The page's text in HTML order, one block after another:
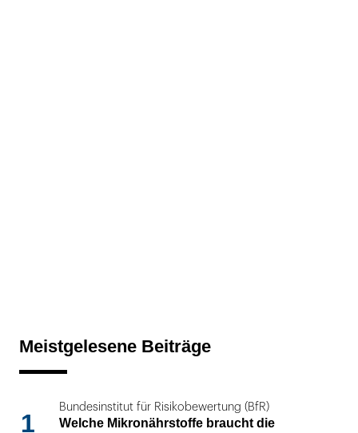
Meistgelesene Beiträge
1
Bundesinstitut für Risikobewertung (BfR)
Welche Mikronährstoffe braucht die